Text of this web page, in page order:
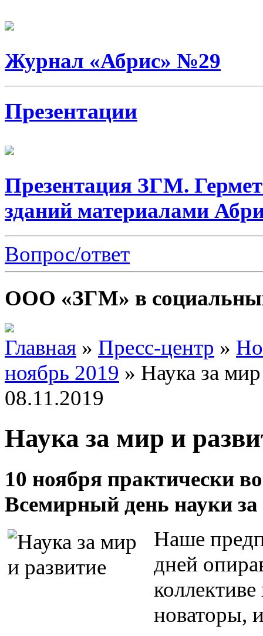
Журнал «Абрис» №29
Презентации
Презентация ЗГМ.
зданий материалами
Вопрос/ответ
ООО «ЗГМ» в
Главная » Пресс-центр »
ноябрь 2019 » Наука за
08.11.2019
Наука за мир и
10 ноября практически
Всемирный день науки
Наше
дней
новаторы,